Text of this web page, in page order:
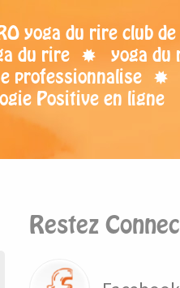
yoga du rire club
du rire
yoga du
professionnalise
Positive en ligne
Restez